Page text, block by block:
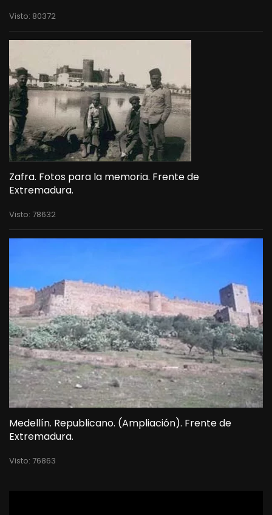
Visto: 80372
Zafra. Fotos para la memoria. Frente de
Extremadura.
Visto: 78632
Medellín. Republicano. (Ampliación). Frente de
Extremadura.
Visto: 76863